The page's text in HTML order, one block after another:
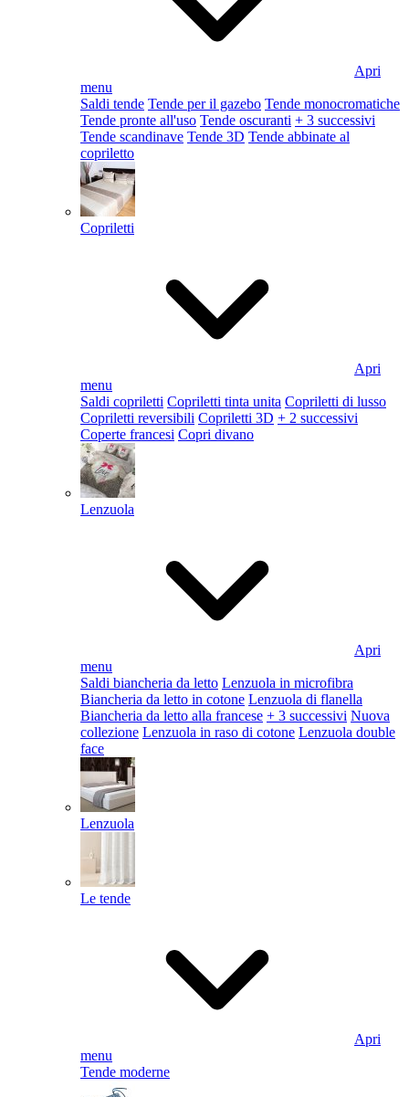
Apri
menu
Saldi tende Tende per il gazebo Tende monocromatiche
Tende pronte all'uso Tende oscuranti + 3 successivi
Tende scandinave Tende 3D Tende abbinate al
copriletto
Copriletti
Apri
menu
Saldi copriletti Copriletti tinta unita Copriletti di lusso
Copriletti reversibili Copriletti 3D + 2 successivi
Coperte francesi Copri divano
Lenzuola
Apri
menu
Saldi biancheria da letto Lenzuola in microfibra
Biancheria da letto in cotone Lenzuola di flanella
Biancheria da letto alla francese + 3 successivi Nuova
collezione Lenzuola in raso di cotone Lenzuola double
face
Lenzuola
Le tende
Apri
menu
Tende moderne